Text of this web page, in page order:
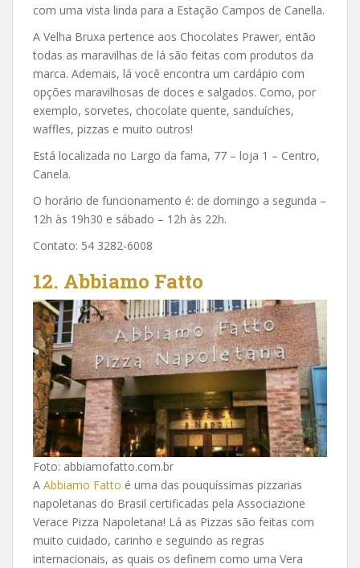
com uma vista linda para a Estação Campos de Canella.
A Velha Bruxa pertence aos Chocolates Prawer, então
todas as maravilhas de lá são feitas com produtos da
marca. Ademais, lá você encontra um cardápio com
opções maravilhosas de doces e salgados. Como, por
exemplo, sorvetes, chocolate quente, sanduíches,
waffles, pizzas e muito outros!
Está localizada no Largo da fama, 77 – loja 1 – Centro,
Canela.
O horário de funcionamento é: de domingo a segunda –
12h às 19h30 e sábado – 12h às 22h.
Contato: 54 3282-6008
12. Abbiamo Fatto
Foto: abbiamofatto.com.br
A Abbiamo Fatto é uma das pouquíssimas pizzarias
napoletanas do Brasil certificadas pela Associazione
Verace Pizza Napoletana! Lá as Pizzas são feitas com
muito cuidado, carinho e seguindo as regras
internacionais, as quais os definem como uma Vera